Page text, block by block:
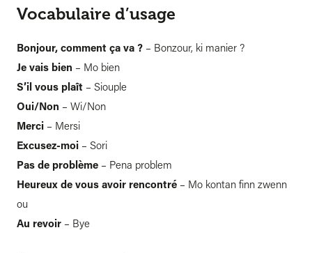
Vocabulaire d’usage
Bonjour, comment ça va ? – Bonzour, ki manier ?
Je vais bien – Mo bien
S’il vous plaît – Siouple
Oui/Non – Wi/Non
Merci – Mersi
Excusez-moi – Sori
Pas de problème – Pena problem
Heureux de vous avoir rencontré – Mo kontan finn zwenn
ou
Au revoir – Bye